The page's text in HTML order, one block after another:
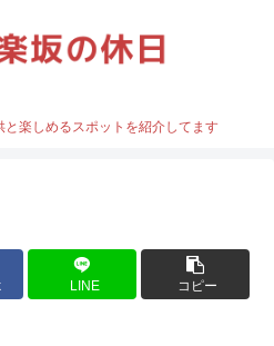
楽しめるスポットを紹介してます
LINE コピー